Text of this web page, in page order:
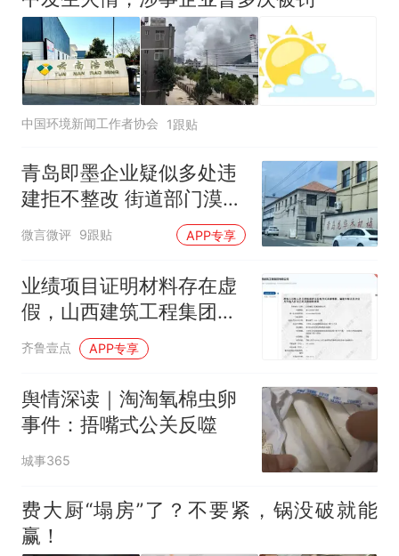
中国环境新闻工作者协会 1跟贴
青岛即墨企业疑似多处违
建拒不整改 街道部门漠视
群众投诉无回应
微言微评 9跟贴 APP专享
业绩项目证明材料存在虚
假，山西建筑工程集团被
罚300余万元
齐鲁壹点 APP专享
舆情深读｜淘淘氧棉虫卵
事件：捂嘴式公关反噬
城事365
费大厨“塌房”了？不要紧，锅没破就能
赢！